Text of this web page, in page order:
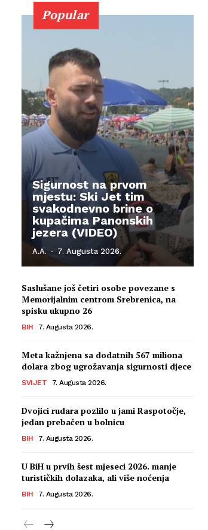
Popular
Sigurnost na prvom
mjestu: Ski Jet tim
svakodnevno brine o
kupačima Panonskih
jezera (VIDEO)
A.A. - 7. Augusta 2026.
Saslušane još četiri osobe povezane s
Memorijalnim centrom Srebrenica, na
spisku ukupno 26
BIH 7. Augusta 2026.
Meta kažnjena sa dodatnih 567 miliona
dolara zbog ugrožavanja sigurnosti djece
SVIJET 7. Augusta 2026.
Dvojici rudara pozlilo u jami Raspotočje,
jedan prebačen u bolnicu
BIH 7. Augusta 2026.
U BiH u prvih šest mjeseci 2026. manje
turističkih dolazaka, ali više noćenja
BIH 7. Augusta 2026.